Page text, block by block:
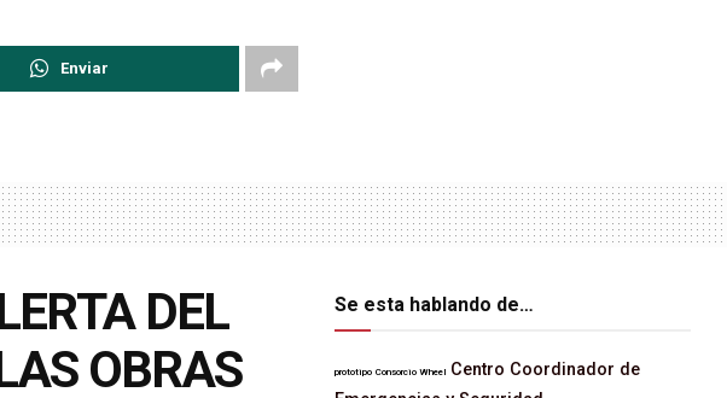
Enviar
DEL
OBRAS
Se esta hablando de…
prototipo Consorcio Wheel Centro Coordinador de